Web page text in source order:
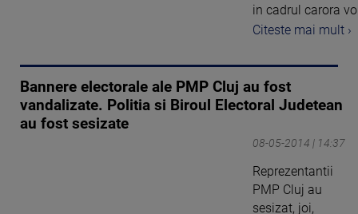
in cadrul carora
Citeste mai mult ›
Bannere electorale ale PMP Cluj au fost
vandalizate. Politia si Biroul Electoral Judetean
au fost sesizate
08-05-2014 | 14:37
Reprezentantii
PMP Cluj au
sesizat, joi,